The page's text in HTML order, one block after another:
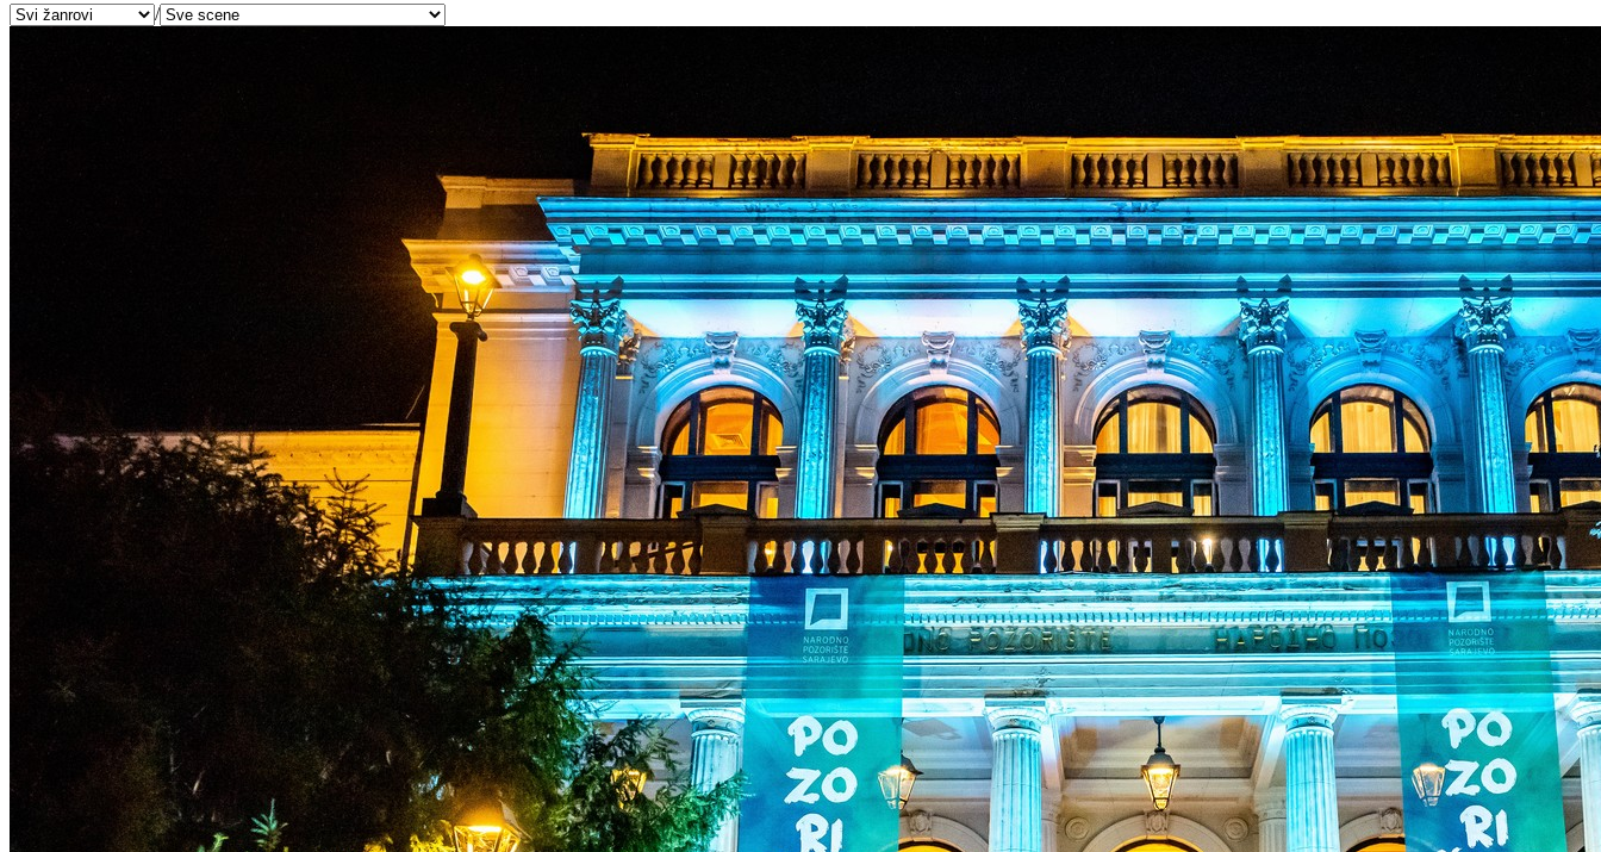
/